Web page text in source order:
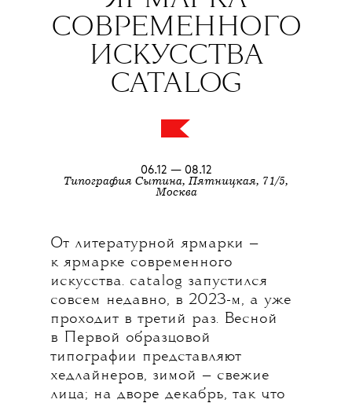
СОВРЕМЕННОГО
ИСКУССТВА
CATALOG
06.12 — 08.12
Типография Сытина, Пятницкая, 71/5,
Москва
От литературной ярмарки —
к ярмарке современного
искусства. catalog запустился
совсем недавно, в 2023-м, а уже
проходит в третий раз. Весной
в Первой образцовой
типографии представляют
хедлайнеров, зимой — свежие
лица; на дворе декабрь, так что